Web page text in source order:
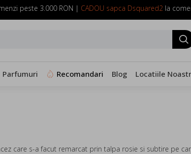
peste 3.000 RON | CADOU sapca Dsquared2la
SUNA ACUM: 0799 098 088
Parfumuri Recomandari Blog Locatiile
care s-a facut remarcat prin talpa rosie si subtire pe